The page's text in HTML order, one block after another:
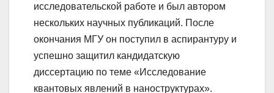
исследовательской работе и был автором
нескольких научных публикаций. После
окончания МГУ он поступил в аспирантуру и
успешно защитил кандидатскую
диссертацию по теме «Исследование
квантовых явлений в наноструктурах».